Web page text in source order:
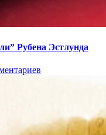
Рубена Эстлунда